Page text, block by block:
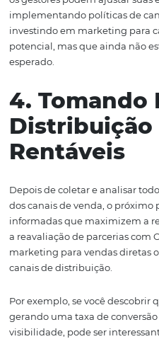
hoteleiro, mas sua análise
performance dos canais
elevadas podem indicar
ou com a experiência de
também de onde eles
Para avaliar as taxas de
seguinte fórmula:Taxa de
identificar quais canais
você pode investigar as
cancelamento, condições
do usuário na plataforma.
margens de lucro
não apenas quanto você